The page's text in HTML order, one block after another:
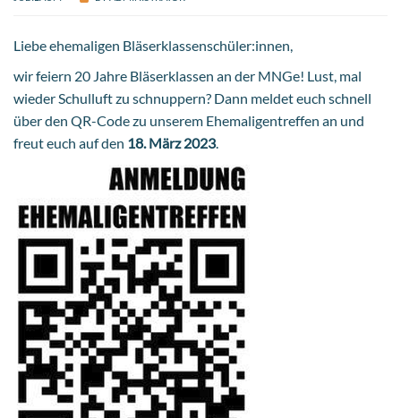
Liebe ehemaligen Bläserklassenschüler:innen,
wir feiern 20 Jahre Bläserklassen an der MNGe! Lust, mal
wieder Schulluft zu schnuppern? Dann meldet euch schnell
über den QR-Code zu unserem Ehemaligentreffen an und
freut euch auf den 18. März 2023.